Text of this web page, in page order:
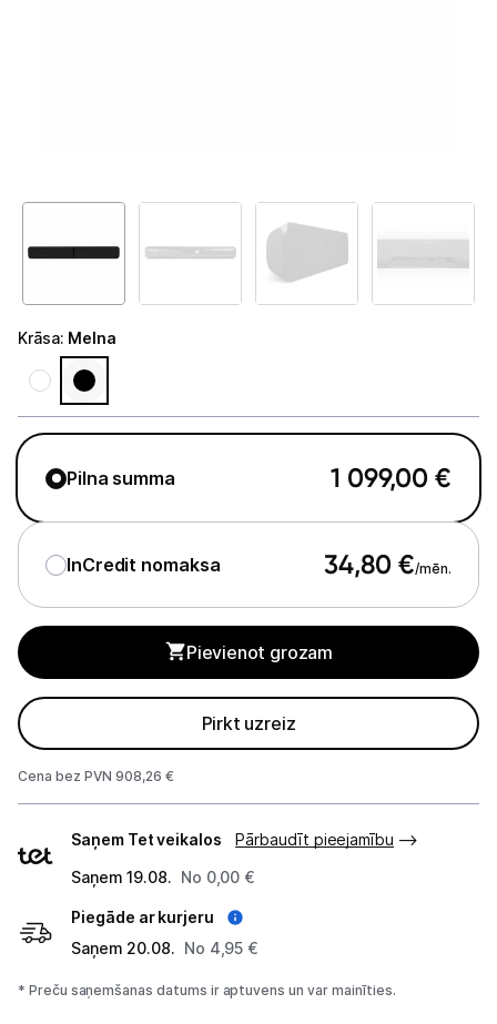
Soundbars
Akustiskās sistēmas
Skaļruņi
Vinila plašu atskaņotāji
Telefoni, planšetdatori
Viedierīces
Sadzīves tehnika
Skaistumkopšana
Ražotāju atjaunota tehnika
Vēlmju saraksts
Krāsa: Melna
Pilna summa 1 099,00 €
InCredit nomaksa 34,80 €/mēn.
Pievienot grozam
Pirkt uzreiz
Cena bez PVN 908,26 €
veidi
Saņem Tet veikalos
Pārbaudīt pieejamību
Saņem 19.08. No 0,00 €
Piegāde ar kurjeru
Saņem 20.08. No 4,95 €
* Preču saņemšanas datums ir aptuvens un var mainīties.